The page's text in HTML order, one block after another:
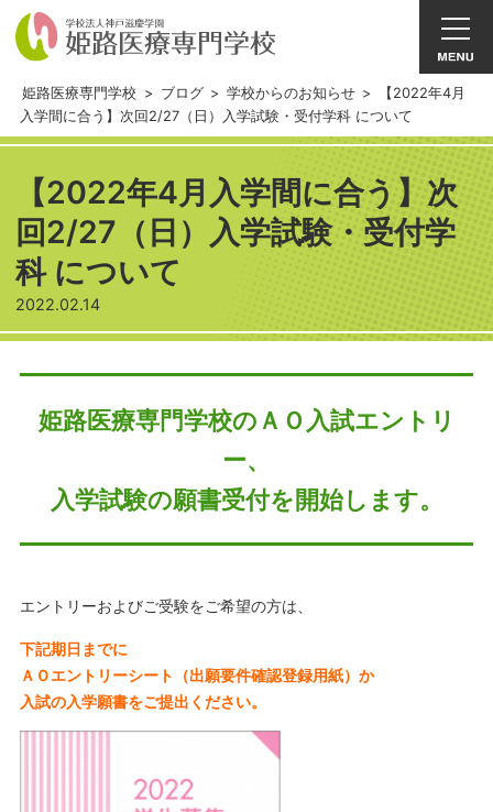
姫路医療専門学校 > ブログ > 学校からのお知らせ >
【2022年4月
入学間に合う】次回2/27（日）入学試験・受付学科 について
【2022年4月入学間に合う】次
回2/27（日）入学試験・受付学
科 について
2022.02.14
姫路医療専門学校のＡＯ入試エントリ
ー、
入学試験の願書受付を開始します。
エントリーおよびご受験をご希望の方は、
下記期日までに
ＡＯエントリーシート（出願要件確認登録用紙）か
入試の入学願書をご提出ください。